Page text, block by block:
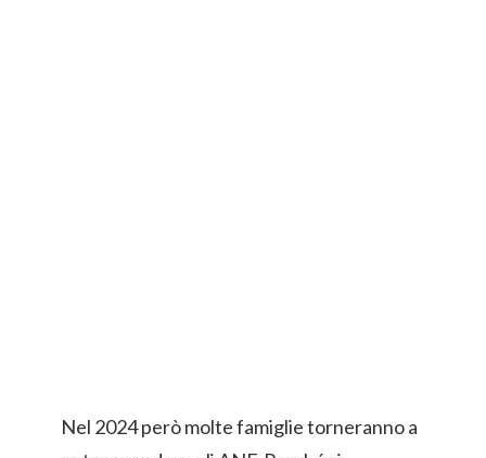
Nel 2024 però molte famiglie torneranno a